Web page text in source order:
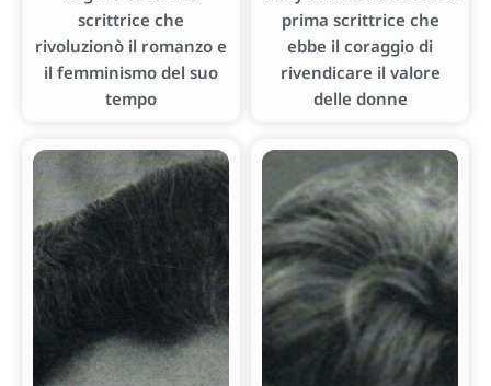
scrittrice che
rivoluzionò il romanzo e
il femminismo del suo
tempo
prima scrittrice che
ebbe il coraggio di
rivendicare il valore
delle donne